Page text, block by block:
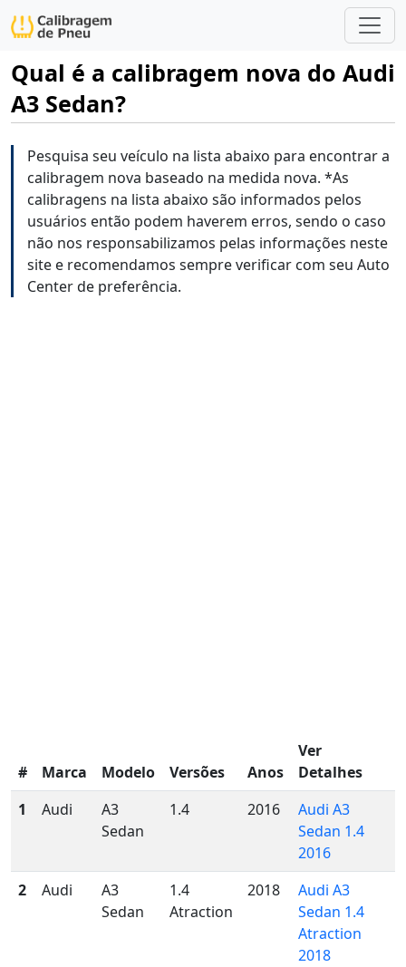
Qual é a calibragem nova do Audi
A3 Sedan?
Pesquisa seu veículo na lista abaixo para encontrar a
calibragem nova baseado na medida nova. *As
calibragens na lista abaixo são informados pelos
usuários então podem haverem erros, sendo o caso
não nos responsabilizamos pelas informações neste
site e recomendamos sempre verificar com seu Auto
Center de preferência.
# Marca Modelo Versões Anos
Ver
Detalhes
1
Audi
A3
Sedan
1.4 2016
Audi A3
Sedan 1.4
2016
2
Audi
A3
Sedan
1.4
Atraction
2018
Audi A3
Sedan 1.4
Atraction
2018